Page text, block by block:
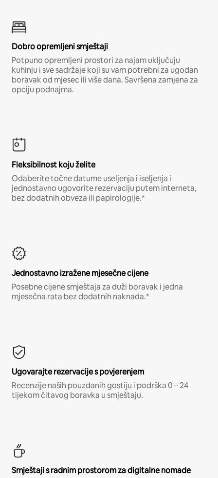
Dobro opremljeni smještaji
Potpuno opremljeni prostori za najam uključuju
kuhinju i sve sadržaje koji su vam potrebni za ugodan
boravak od mjesec ili više dana. Savršena zamjena za
opciju podnajma.
Fleksibilnost koju želite
Odaberite točne datume useljenja i iseljenja i
jednostavno ugovorite rezervaciju putem interneta,
bez dodatnih obveza ili papirologije.*
Jednostavno izražene mjesečne cijene
Posebne cijene smještaja za duži boravak i jedna
mjesečna rata bez dodatnih naknada.*
Ugovarajte rezervacije s povjerenjem
Recenzije naših pouzdanih gostiju i podrška 0 – 24
tijekom čitavog boravka u smještaju.
Smještaji s radnim prostorom za digitalne nomade